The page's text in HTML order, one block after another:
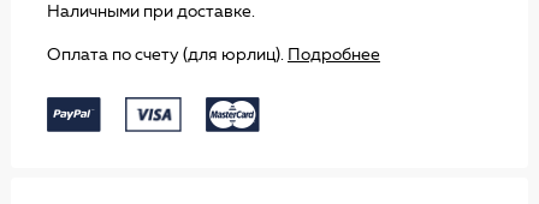
Наличными при доставке.
Оплата по счету (для юрлиц). Подробнее